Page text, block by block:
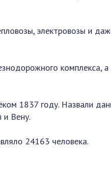
электровозы и
комплекса,
1837 году. Назвали
и Вену.
24163 человека.